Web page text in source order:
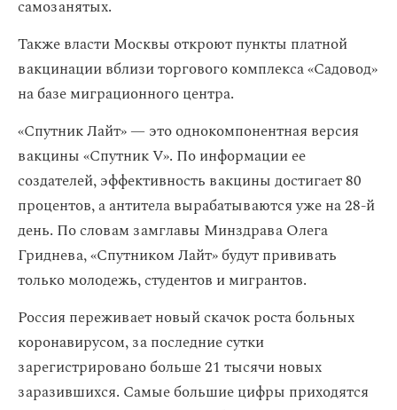
самозанятых.
Также власти Москвы откроют пункты платной
вакцинации вблизи торгового комплекса «Садовод»
на базе миграционного центра.
«Спутник Лайт» — это однокомпонентная версия
вакцины «Спутник V». По информации ее
создателей, эффективность вакцины достигает 80
процентов, а антитела вырабатываются уже на 28-й
день. По словам замглавы Минздрава Олега
Гриднева, «Спутником Лайт» будут прививать
только молодежь, студентов и мигрантов.
Россия переживает новый скачок роста больных
коронавирусом, за последние сутки
зарегистрировано больше 21 тысячи новых
заразившихся. Самые большие цифры приходятся